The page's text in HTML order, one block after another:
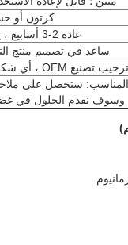
كرتون أو
عادة 2-3 أسابيع ، يعتمد على كمية الطلب
ساعد في تصميم منتج
ترحيب تصنيع OEM ، أي شكل وحجم ولون متاح وفقا لاختيارك
على ملاحظاتنا في غضون 24 ساعة
وسوف نقدم الحلول في غضون 15 ساعة لخدمة ما